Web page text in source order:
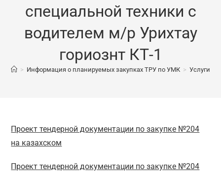
специальной техники с
водителем м/р Урихтау
гориознт КТ-1
> Информация о планируемых закупках ТРУ по УМК > Услуги
Проект тендерной документации по закупке №204
на казахском
Проект тендерной документации по закупке №204